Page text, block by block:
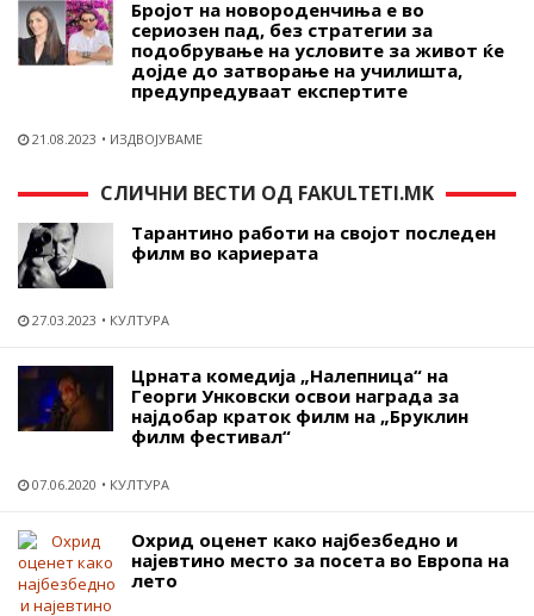
Бројот на новороденчиња е во
сериозен пад, без стратегии за
подобрување на условите за живот ќе
дојде до затворање на училишта,
предупредуваат експертите
21.08.2023 ИЗДВОЈУВАМЕ
СЛИЧНИ ВЕСТИ ОД FAKULTETI.MK
Тарантино работи на својот последен
филм во кариерата
27.03.2023 КУЛТУРА
Црната комедија „Налепница“ на
Георги Унковски освои награда за
најдобар краток филм на „Бруклин
филм фестивал“
07.06.2020 КУЛТУРА
Охрид оценет како најбезбедно и
најевтино место за посета во Европа на
лето